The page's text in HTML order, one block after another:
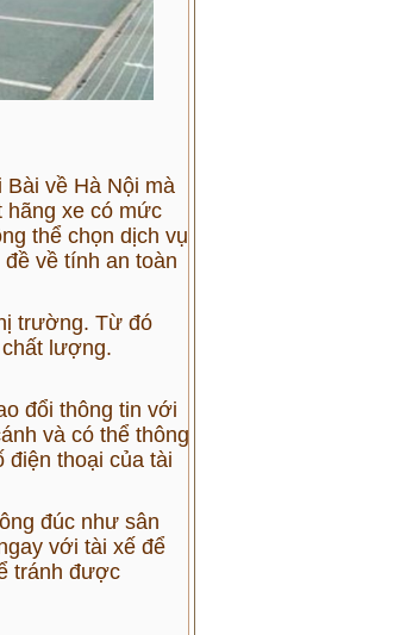
về Hà Nội mà
hãng xe có mức
thể chọn dịch vụ
về tính an toàn
trường. Từ đó
lượng.
đổi thông tin với
và có thể thông
điện thoại của tài
đúc như sân
với tài xế để
tránh được